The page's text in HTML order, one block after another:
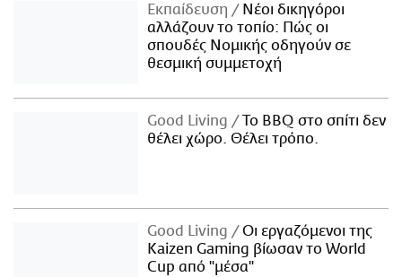
Εκπαίδευση
Νέοι δικηγόροι
αλλάζουν το τοπίο: Πώς οι
σπουδές Νομικής οδηγούν σε
θεσμική συμμετοχή
Good Living
Το BBQ στο σπίτι δεν
θέλει χώρο. Θέλει τρόπο.
Good Living
Οι εργαζόμενοι της
Kaizen Gaming βίωσαν το World
Cup από "μέσα"